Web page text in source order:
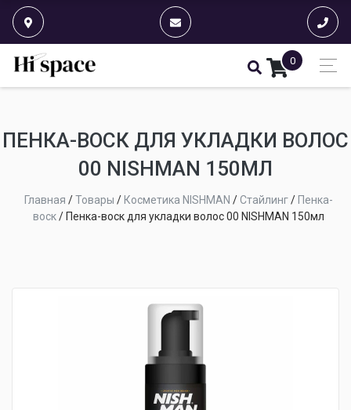
0
ПЕНКА-ВОСК ДЛЯ УКЛАДКИ ВОЛОС
00 NISHMAN 150МЛ
Главная /Товары / Косметика NISHMAN /Стайлинг/ Пенка-
воск/ Пенка-воск для укладки волос 00 NISHMAN 150мл